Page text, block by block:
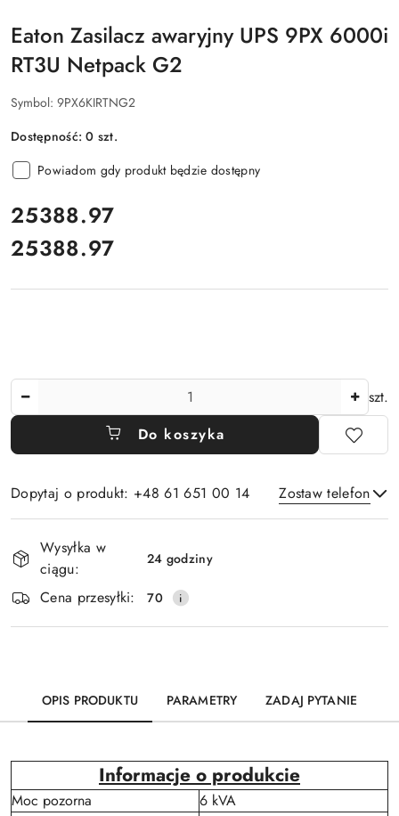
Eaton Zasilacz awaryjny UPS 9PX 6000i
RT3U Netpack G2
Symbol: 9PX6KIRTNG2
Dostępność:0 szt.
Powiadom gdy produkt będzie dostępny
cena:
25388.97
Cena:
25388.97
szt.
Do koszyka
Dopytaj o produkt: +48 61 651 00 14 Zostaw telefon
i
dostawa
Wysyłka w
ciągu:
24 godziny
Cena przesyłki: 70
OPIS PRODUKTU PARAMETRY ZADAJ PYTANIE
Informacje o produkcie
Moc pozorna
6 kVA